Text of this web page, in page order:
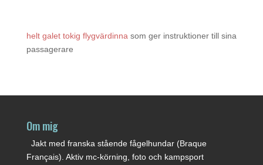
helt galet tokig flygvärdinna som ger instruktioner till sina
passagerare
Om mig
Jakt med franska stående fågelhundar (Braque
Français). Aktiv mc-körning, foto och kampsport